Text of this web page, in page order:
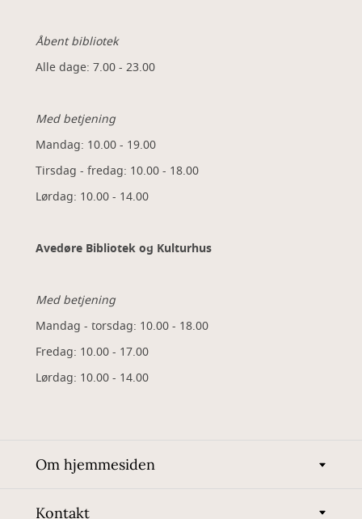
Åbent bibliotek
Alle dage: 7.00 - 23.00
Med betjening
Mandag: 10.00 - 19.00
Tirsdag - fredag: 10.00 - 18.00
Lørdag: 10.00 - 14.00
Avedøre Bibliotek og Kulturhus
Med betjening
Mandag - torsdag: 10.00 - 18.00
Fredag: 10.00 - 17.00
Lørdag: 10.00 - 14.00
Om hjemmesiden
Kontakt